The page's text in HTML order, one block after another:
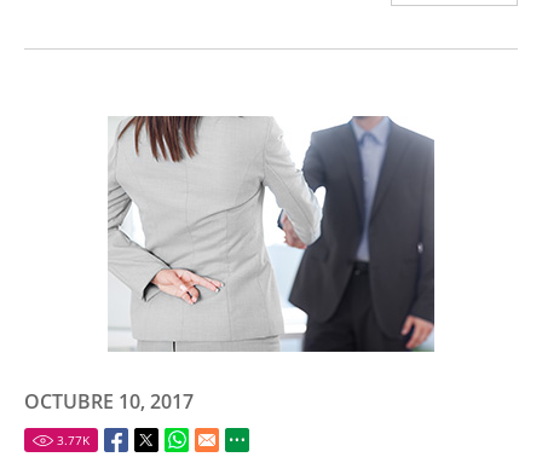
OCTUBRE 10, 2017
3.77K